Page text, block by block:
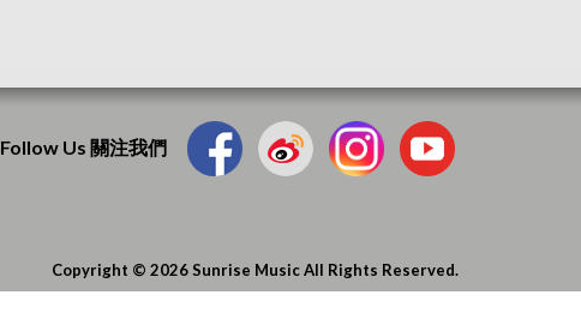
Follow Us 關注我們
Copyright © 2026 Sunrise Music All Rights Reserved.